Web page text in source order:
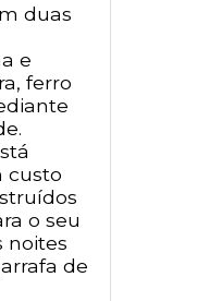
duas
e
ferro
custo
o seu
noites
de